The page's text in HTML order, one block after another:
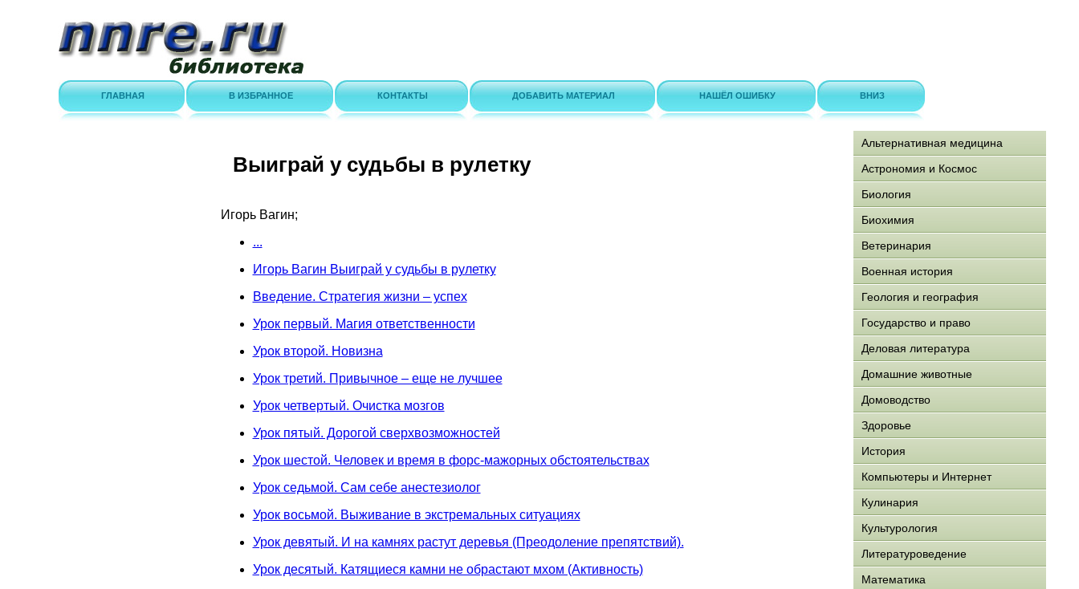
ГЛАВНАЯ В ИЗБРАННОЕ КОНТАКТЫ ДОБАВИТЬ МАТЕРИАЛ НАШЁЛ ОШИБКУ ВНИЗ
Выиграй у судьбы в рулетку
Игорь Вагин;
...
Игорь Вагин Выиграй у судьбы в рулетку
Введение. Стратегия жизни – успех
Урок первый. Магия ответственности
Урок второй. Новизна
Урок третий. Привычное – еще не лучшее
Урок четвертый. Очистка мозгов
Урок пятый. Дорогой сверхвозможностей
Урок шестой. Человек и время в форс-мажорных обстоятельствах
Урок седьмой. Сам себе анестезиолог
Урок восьмой. Выживание в экстремальных ситуациях
Урок девятый. И на камнях растут деревья (Преодоление препятствий).
Урок десятый. Катящиеся камни не обрастают мхом (Активность)
Альтернативная медицина
Астрономия и Космос
Биология
Биохимия
Ветеринария
Военная история
Геология и география
Государство и право
Деловая литература
Домашние животные
Домоводство
Здоровье
История
Компьютеры и Интернет
Кулинария
Культурология
Литературоведение
Математика